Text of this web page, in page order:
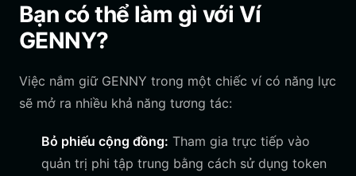
Bạn có thể làm gì với Ví
GENNY?
Việc nắm giữ GENNY trong một chiếc ví có năng lực
sẽ mở ra nhiều khả năng tương tác:
Bỏ phiếu cộng đồng: Tham gia trực tiếp vào
quản trị phi tập trung bằng cách sử dụng token